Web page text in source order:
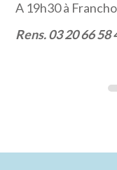
A 19h30 à
Rens. 03 20 66 58